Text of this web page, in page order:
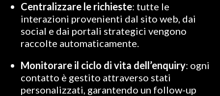
Centralizzare le richieste: tutte le
interazioni provenienti dal sito web, dai
social e dai portali strategici vengono
raccolte automaticamente.
Monitorare il ciclo di vita dell’enquiry: ogni
contatto è gestito attraverso stati
personalizzati, garantendo un follow-up